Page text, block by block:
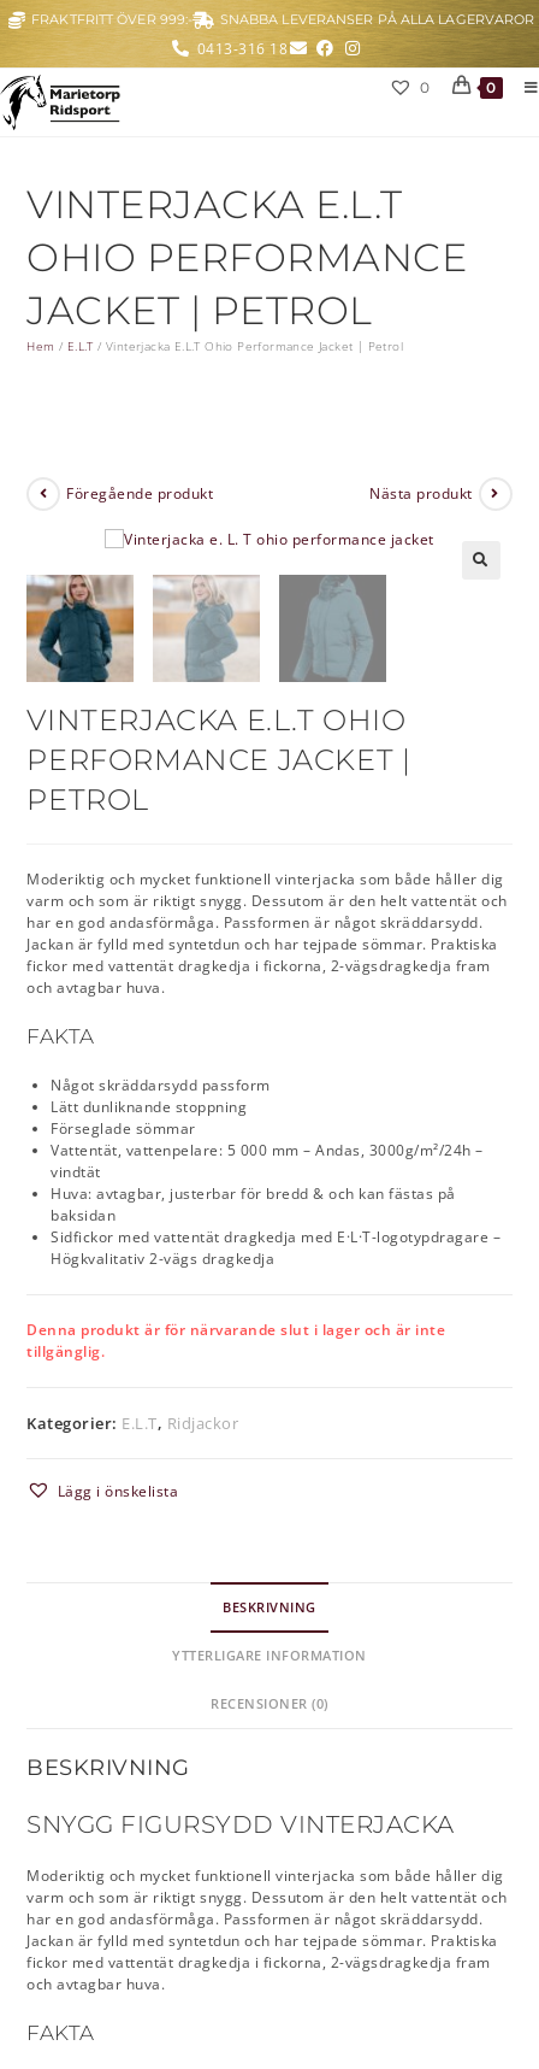
FRAKTFRITT ÖVER 999:- SNABBA LEVERANSER PÅ ALLA LAGERVAROR
0413-316 18
0 0
VINTERJACKA E.L.T
OHIO PERFORMANCE
JACKET | PETROL
Hem / E.L.T /Vinterjacka E.L.T Ohio Performance Jacket | Petrol
Föregående produkt Nästa produkt
VINTERJACKA E.L.T OHIO
PERFORMANCE JACKET |
PETROL
Moderiktig och mycket funktionell vinterjacka som både håller dig
varm och som är riktigt snygg. Dessutom är den helt vattentät och
har en god andasförmåga. Passformen är något skräddarsydd.
Jackan är fylld med syntetdun och har tejpade sömmar. Praktiska
fickor med vattentät dragkedja i fickorna, 2-vägsdragkedja fram
och avtagbar huva.
FAKTA
Något skräddarsydd passform
Lätt dunliknande stoppning
Förseglade sömmar
Vattentät, vattenpelare: 5 000 mm – Andas, 3000g/m²/24h –
vindtät
Huva: avtagbar, justerbar för bredd & och kan fästas på
baksidan
Sidfickor med vattentät dragkedja med E·L·T-logotypdragare –
Högkvalitativ 2-vägs dragkedja
Denna produkt är för närvarande slut i lager och är inte
tillgänglig.
Kategorier: E.L.T, Ridjackor
Lägg i önskelista
BESKRIVNING
YTTERLIGARE INFORMATION
RECENSIONER (0)
BESKRIVNING
SNYGG FIGURSYDD VINTERJACKA
Moderiktig och mycket funktionell vinterjacka som både håller dig
varm och som är riktigt snygg. Dessutom är den helt vattentät och
har en god andasförmåga. Passformen är något skräddarsydd.
Jackan är fylld med syntetdun och har tejpade sömmar. Praktiska
fickor med vattentät dragkedja i fickorna, 2-vägsdragkedja fram
och avtagbar huva.
FAKTA